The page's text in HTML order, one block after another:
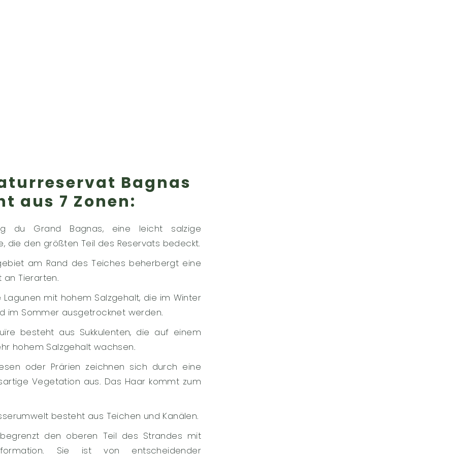
Bagnas
aus 7 Zonen:
du Grand Bagnas, eine leicht salzige
die den größten Teil des Reservats bedeckt.
am Rand des Teiches beherbergt eine
an Tierarten.
mit hohem Salzgehalt, die im Winter
im Sommer ausgetrocknet werden.
besteht aus Sukkulenten, die auf einem
hohem Salzgehalt wachsen.
oder Prärien zeichnen sich durch eine
Vegetation aus. Das Haar kommt zum
besteht aus Teichen und Kanälen.
den oberen Teil des Strandes mit
Sie ist von entscheidender